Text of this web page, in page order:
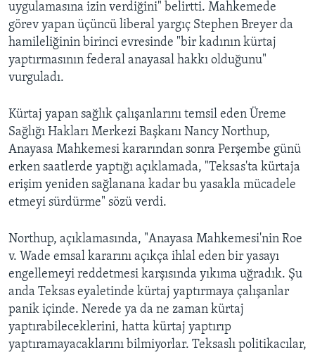
uygulamasına izin verdiğini" belirtti. Mahkemede
görev yapan üçüncü liberal yargıç Stephen Breyer da
hamileliğinin birinci evresinde "bir kadının kürtaj
yaptırmasının federal anayasal hakkı olduğunu"
vurguladı.
Kürtaj yapan sağlık çalışanlarını temsil eden Üreme
Sağlığı Hakları Merkezi Başkanı Nancy Northup,
Anayasa Mahkemesi kararından sonra Perşembe günü
erken saatlerde yaptığı açıklamada, "Teksas'ta kürtaja
erişim yeniden sağlanana kadar bu yasakla mücadele
etmeyi sürdürme" sözü verdi.
Northup, açıklamasında, "Anayasa Mahkemesi'nin Roe
v. Wade emsal kararını açıkça ihlal eden bir yasayı
engellemeyi reddetmesi karşısında yıkıma uğradık. Şu
anda Teksas eyaletinde kürtaj yaptırmaya çalışanlar
panik içinde. Nerede ya da ne zaman kürtaj
yaptırabileceklerini, hatta kürtaj yaptırıp
yaptıramayacaklarını bilmiyorlar. Teksaslı politikacılar,